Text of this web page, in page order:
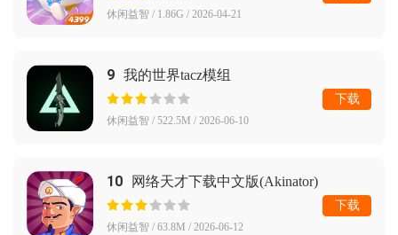
休闲益智 / 1.86G / 2026-04-21
9 我的世界tacz模组
休闲益智 / 522.5M / 2026-06-10
下载
10 网络天才下载中文版(Akinator)
休闲益智 / 63.8M / 2026-06-12
下载